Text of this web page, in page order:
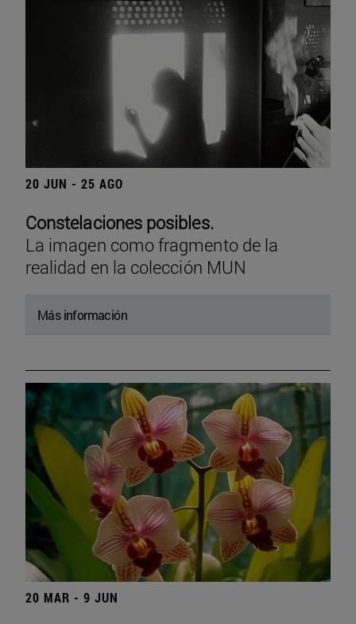
20 JUN - 25 AGO
Constelaciones posibles.
La imagen como fragmento de la
realidad en la colección MUN
Más información
20 MAR - 9 JUN